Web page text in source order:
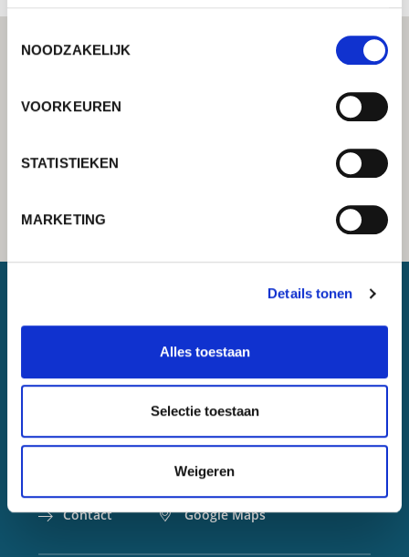
NOODZAKELIJK
VOORKEUREN
STATISTIEKEN
MARKETING
Details tonen
Alles toestaan
Selectie toestaan
Weigeren
Lorch Schweißtechnik GmbH
+49 7191 503-0
info(at)lorch.eu
Im Anwänder 24 – 26
Contact
Google Maps